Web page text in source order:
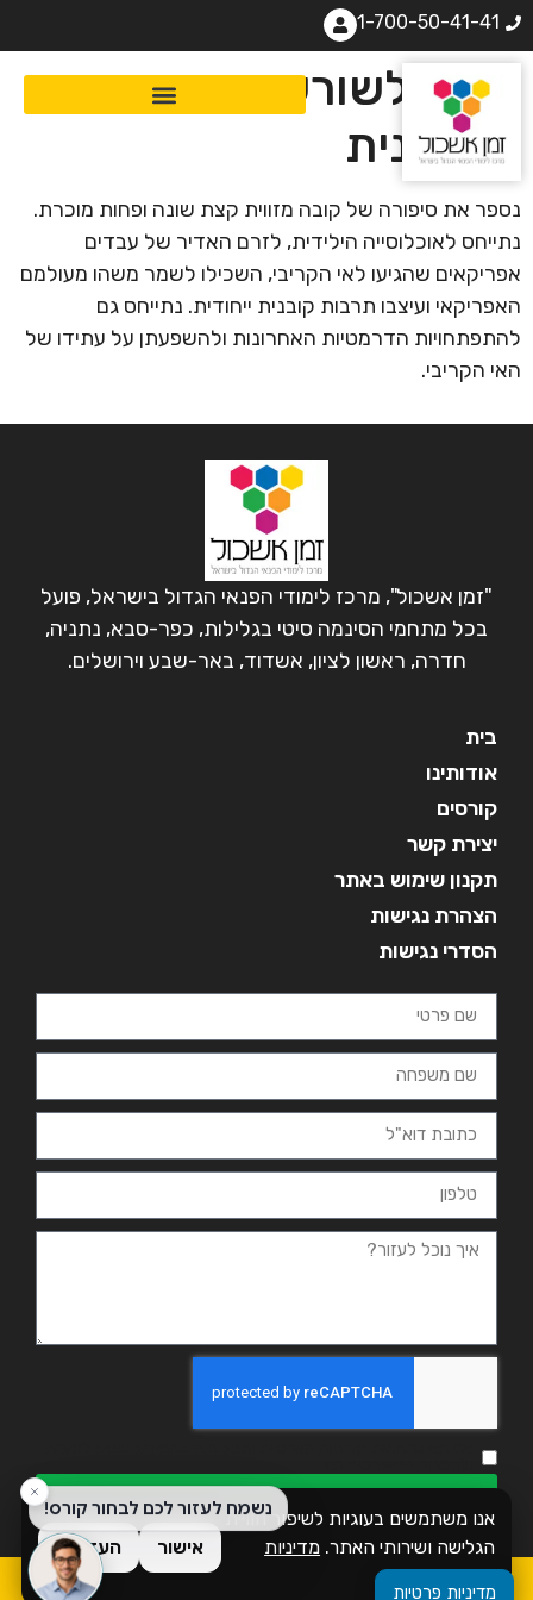
1-700-50-41-41
מסע לשורשי התרבות
הקובנית
נספר את סיפורה של קובה מזווית קצת שונה ופחות מוכרת.
נתייחס לאוכלוסייה הילידית, לזרם האדיר של עבדים
אפריקאים שהגיעו לאי הקריבי, השכילו לשמר משהו מעולמם
האפריקאי ועיצבו תרבות קובנית ייחודית. נתייחס גם
להתפתחויות הדרמטיות האחרונות ולהשפעתן על עתידו של
האי הקריבי.
"זמן אשכול", מרכז לימודי הפנאי הגדול בישראל, פועל
בכל מתחמי הסינמה סיטי בגלילות, כפר-סבא, נתניה,
חדרה, ראשון לציון, אשדוד, באר-שבע וירושלים.
בית
אודותינו
קורסים
יצירת קשר
תקנון שימוש באתר
הצהרת נגישות
הסדרי נגישות
שליחה
כל הזכויות שמורות לזמן אשכול
אנו משתמשים בעוגיות לשיפור חוויית
הגלישה ושירותי האתר. מדיניות
פרטיות
אישור העדפות
מדיניות פרטיות